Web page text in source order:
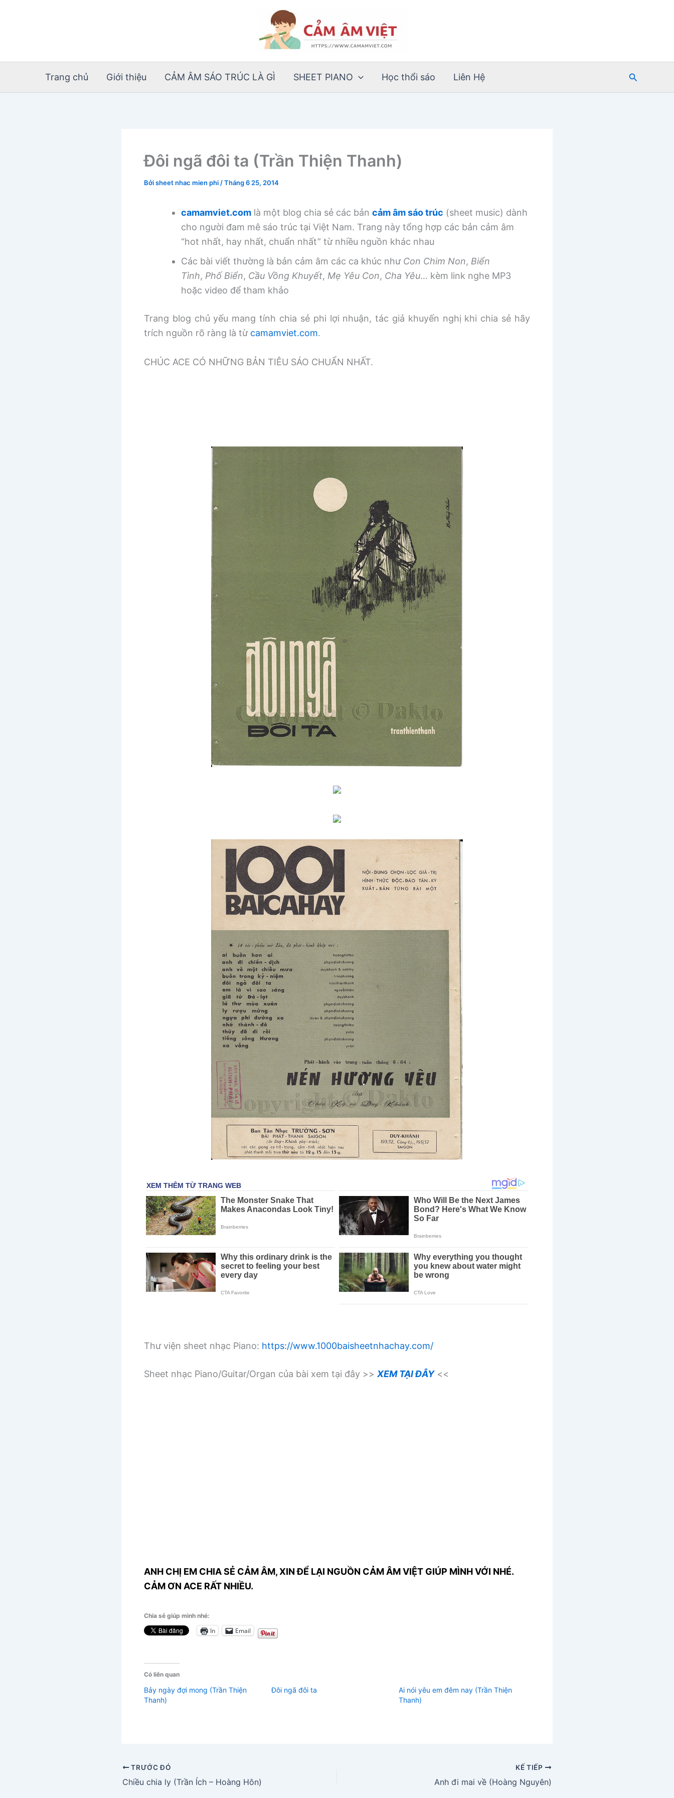
Trang chủ Giới thiệu CẢM ÂM SÁO TRÚC LÀ GÌ SHEET PIANO Học thổi sáo Liên Hệ
Tìm
Đôi ngã đôi ta (Trần Thiện Thanh)
Bởisheet nhac mien phi /Tháng 6 25, 2014
camamviet.com là một blog chia sẻ các bản cảm âm sáo trúc (sheet music) dành
cho người đam mê sáo trúc tại Việt Nam. Trang này tổng hợp các bản cảm âm
“hot nhất, hay nhất, chuẩn nhất” từ nhiều nguồn khác nhau
Các bài viết thường là bản cảm âm các ca khúc như Con Chim Non, Biển
Tình, Phố Biển, Cầu Vồng Khuyết, Mẹ Yêu Con, Cha Yêu… kèm link nghe MP3
hoặc video để tham khảo
Trang blog chủ yếu mang tính chia sẻ phi lợi nhuận, tác giả khuyến nghị khi chia sẻ hãy
trích nguồn rõ ràng là từ camamviet.com.
CHÚC ACE CÓ NHỮNG BẢN TIÊU SÁO CHUẨN NHẤT.
Thư viện sheet nhạc Piano: https://www.1000baisheetnhachay.com/
Sheet nhạc Piano/Guitar/Organ của bài xem tại đây >> XEM TẠI ĐÂY<<
ANH CHỊ EM CHIA SẺ CẢM ÂM, XIN ĐỂ LẠI NGUỒN CẢM ÂM VIỆT GIÚP MÌNH VỚI NHÉ.
CẢM ƠN ACE RẤT NHIỀU.
Chia sẻ giúp mình nhé:
In Email
Có liên quan
Bảy ngày đợi mong (Trần Thiện
Thanh)
Đôi ngã đôi ta
Ai nói yêu em đêm nay (Trần Thiện
Thanh)
TRƯỚC ĐÓ
Chiều chia ly (Trần Ích – Hoàng Hôn)
KẾ TIẾP
Anh đi mai về (Hoàng Nguyên)